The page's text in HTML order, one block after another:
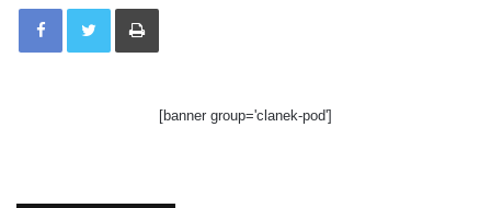
Tisknout
[banner group='clanek-pod']